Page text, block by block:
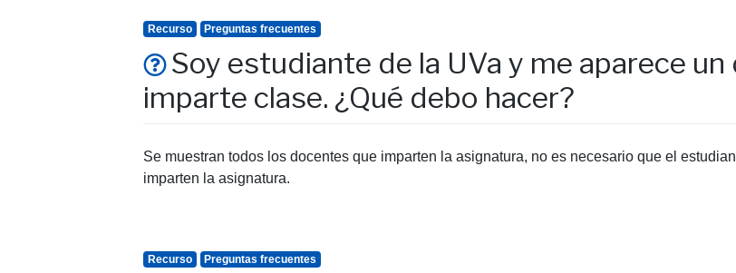
Recurso Preguntas frecuentes
Soy estudiante de la UVa y me aparece
imparte clase. ¿Qué debo hacer?
Se muestran todos los docentes que imparten la asignatura, no es necesario que el
imparten la asignatura.
Recurso Preguntas frecuentes